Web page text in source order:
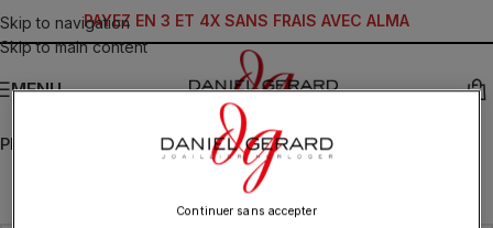
Skip to navigation
Skip to main content
PAYEZ EN 3 ET 4X SANS FRAIS AVEC ALMA
MENU
PRIX
Continuer sans accepter